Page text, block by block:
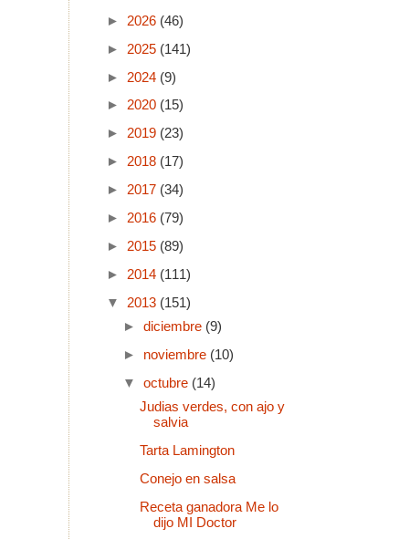
► 2026 (46)
► 2025 (141)
► 2024 (9)
► 2020 (15)
► 2019 (23)
► 2018 (17)
► 2017 (34)
► 2016 (79)
► 2015 (89)
► 2014 (111)
▼ 2013 (151)
► diciembre (9)
► noviembre (10)
▼ octubre (14)
Judias verdes, con ajo y
salvia
Tarta Lamington
Conejo en salsa
Receta ganadora Me lo
dijo MI Doctor